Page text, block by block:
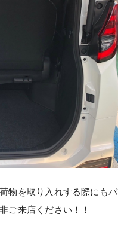
物を取り入れする際にも
ご来店ください！！